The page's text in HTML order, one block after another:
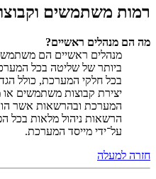
רמות משתמשים
מה הם מנהלים ראשיים?
מנהלים ראשיים הם
ביותר של שליטה בכל
בכל חלקי המערכת, כולל
יצירת קבוצות משתמשים או
המערכת ובהרשאות אשר
הרשאות ניהול מלאות בכל
על־ידי מייסד המערכת.
חזרה למעלה